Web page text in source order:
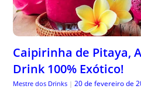
Caipirinha de Pitaya,
Drink 100% Exótico!
Mestre dos Drinks | 20 de fevereiro de